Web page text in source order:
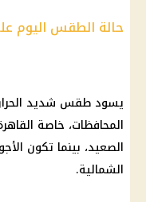
حالة الطقس اليوم
يسود طقس شديد
المحافظات، خاصة
الصعيد، بينما تكون
الشمالية.